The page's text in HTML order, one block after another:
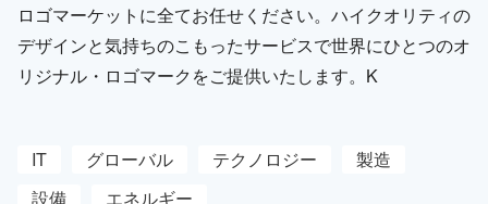
ロゴマーケットに全てお任せください。ハイクオリティの
デザインと気持ちのこもったサービスで世界にひとつのオ
リジナル・ロゴマークをご提供いたします。K
IT グローバル テクノロジー
製造
設備
エネルギー